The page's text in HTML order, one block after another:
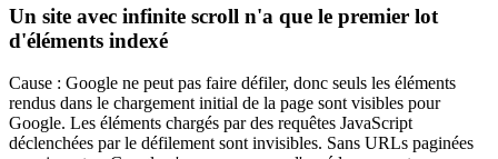
Un site avec infinite scroll n'a que le premier lot
d'éléments indexé
Cause : Google ne peut pas faire défiler, donc seuls les éléments
rendus dans le chargement initial de la page sont visibles pour
Google. Les éléments chargés par des requêtes JavaScript
déclenchées par le défilement sont invisibles. Sans URLs paginées